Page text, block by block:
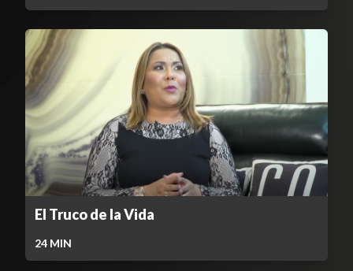
El Truco de la Vida
24 MIN